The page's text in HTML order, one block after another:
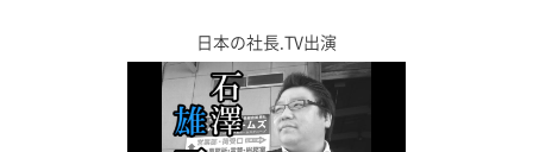
日本の社長.TV出演